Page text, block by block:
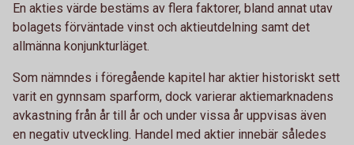
En akties värde bestäms av flera faktorer, bland annat utav
bolagets förväntade vinst och aktieutdelning samt det
allmänna konjunkturläget.
Som nämndes i föregående kapitel har aktier historiskt sett
varit en gynnsam sparform, dock varierar aktiemarknadens
avkastning från år till år och under vissa år uppvisas även
en negativ utveckling. Handel med aktier innebär således